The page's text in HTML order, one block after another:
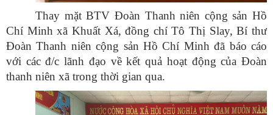
Thay mặt BTV Đoàn Thanh niên cộng sản Hồ
Chí Minh xã Khuất Xá, đồng chí Tô Thị Slay, Bí thư
Đoàn Thanh niên cộng sản Hồ Chí Minh đã báo cáo
với các đ/c lãnh đạo về kết quả hoạt động của Đoàn
thanh niên xã trong thời gian qua.